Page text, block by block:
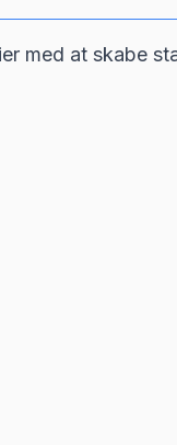
med at skabe